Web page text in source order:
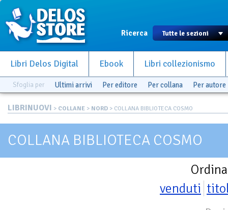
Ricerca
Libri Delos Digital Ebook Libri collezionismo
Sfoglia per Ultimi arrivi Per editore Per collana Per autore
LIBRINUOVI > COLLANE > NORD > COLLANA BIBLIOTECA COSMO
COLLANA BIBLIOTECA COSMO
venduti